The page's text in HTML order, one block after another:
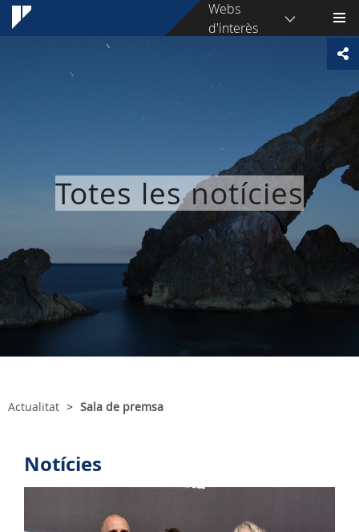
Webs
d'interès
Totes les notícies
Actualitat Sala de premsa
Notícies